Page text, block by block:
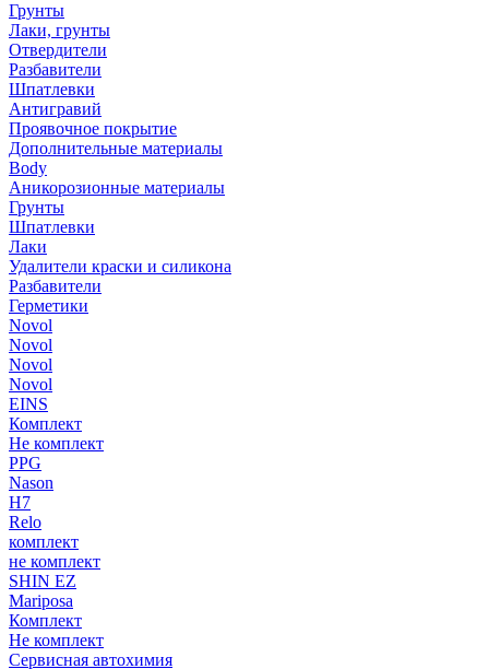
Грунты
Лаки, грунты
Отвердители
Разбавители
Шпатлевки
Антигравий
Проявочное покрытие
Дополнительные материалы
Body
Аникорозионные материалы
Грунты
Шпатлевки
Лаки
Удалители краски и силикона
Разбавители
Герметики
Novol
Novol
Novol
Novol
EINS
Комплект
Не комплект
PPG
Nason
H7
Relo
комплект
не комплект
SHIN EZ
Mariposa
Комплект
Не комплект
Сервисная автохимия